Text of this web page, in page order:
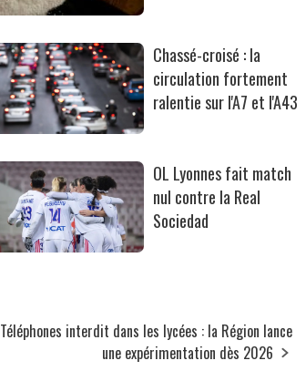
Chassé-croisé : la
circulation fortement
ralentie sur l'A7 et l'A43
OL Lyonnes fait match
nul contre la Real
Sociedad
Téléphones interdit dans les lycées : la Région lance
une expérimentation dès 2026